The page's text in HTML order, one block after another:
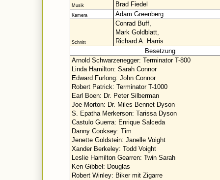
Musik Brad Fiedel
Kamera Adam Greenberg
Schnitt
Conrad Buff,
Mark Goldblatt,
Richard A. Harris
Besetzung
Arnold Schwarzenegger: Terminator T-800
Linda Hamilton: Sarah Connor
Edward Furlong: John Connor
Robert Patrick: Terminator T-1000
Earl Boen: Dr. Peter Silberman
Joe Morton: Dr. Miles Bennet Dyson
S. Epatha Merkerson: Tarissa Dyson
Castulo Guerra: Enrique Salceda
Danny Cooksey: Tim
Jenette Goldstein: Janelle Voight
Xander Berkeley: Todd Voight
Leslie Hamilton Gearren: Twin Sarah
Ken Gibbel: Douglas
Robert Winley: Biker mit Zigarre